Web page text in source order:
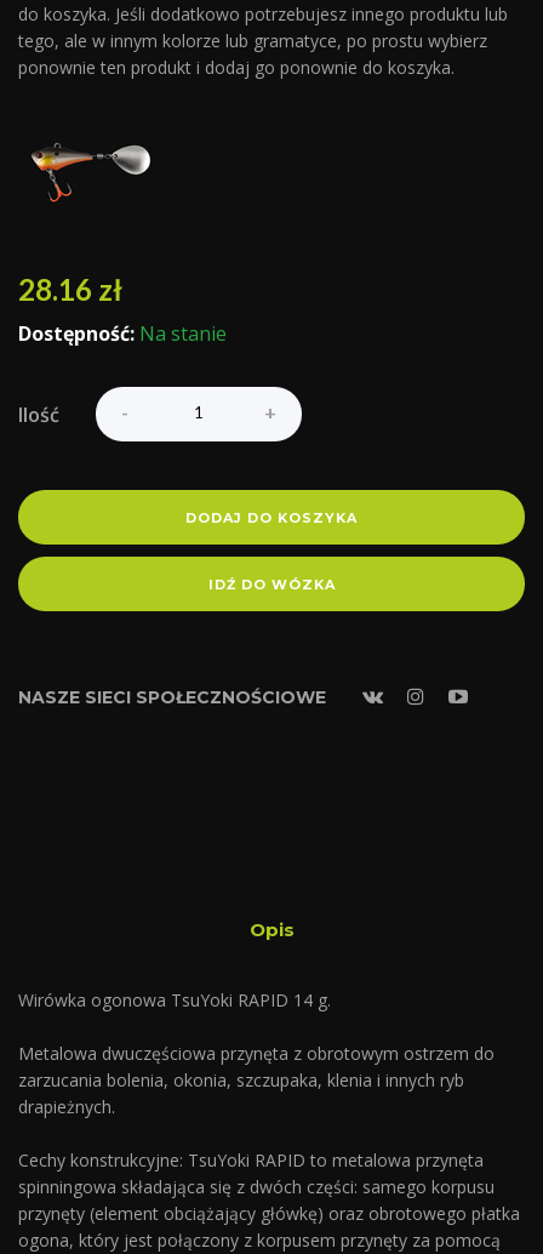
do koszyka. Jeśli dodatkowo potrzebujesz innego produktu lub
tego, ale w innym kolorze lub gramatyce, po prostu wybierz
ponownie ten produkt i dodaj go ponownie do koszyka.
28.16 zł
Dostępność: Na stanie
Ilość
DODAJ DO KOSZYKA
IDŹ DO WÓZKA
NASZE SIECI SPOŁECZNOŚCIOWE
Opis
Wirówka ogonowa TsuYoki RAPID 14 g.
Metalowa dwuczęściowa przynęta z obrotowym ostrzem do
zarzucania bolenia, okonia, szczupaka, klenia i innych ryb
drapieżnych.
Cechy konstrukcyjne: TsuYoki RAPID to metalowa przynęta
spinningowa składająca się z dwóch części: samego korpusu
przynęty (element obciążający główkę) oraz obrotowego płatka
ogona, który jest połączony z korpusem przynęty za pomocą